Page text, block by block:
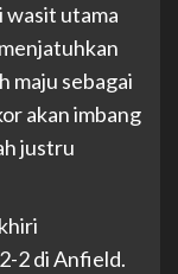
wasit utama
maju sebagai
akan imbang
justru
2 di Anfield.